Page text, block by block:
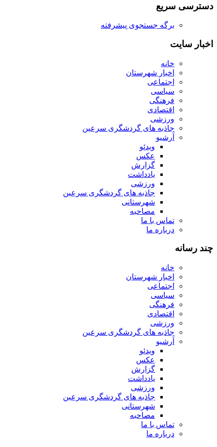
دسترسی سریع
برگه جستجوی پیشرفته
اخبار سایت
خانه
اخبار شهرستان
اجتماعی
سیاسی
فرهنگی
اقتصادی
ورزشی
جاذبه های گردشگری سرعین
آرشیو
ویدئو
عکس
گزارش
یادداشت
ورزشی
جاذبه های گردشگری سرعین
شهرستانی
مصاحبه
تماس با ما
درباره ما
چند رسانه
خانه
اخبار شهرستان
اجتماعی
سیاسی
فرهنگی
اقتصادی
ورزشی
جاذبه های گردشگری سرعین
آرشیو
ویدئو
عکس
گزارش
یادداشت
ورزشی
جاذبه های گردشگری سرعین
شهرستانی
مصاحبه
تماس با ما
درباره ما